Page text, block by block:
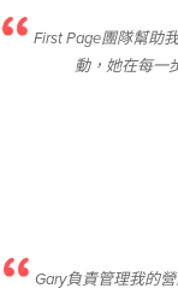
First Page團隊幫助
動，她在每一
Gary負責管理我的